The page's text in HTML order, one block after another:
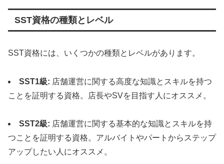
SST資格の種類とレベル
SST資格には、いくつかの種類とレベルがあります。
SST1級: 店舗運営に関する高度な知識とスキルを持つ
ことを証明する資格。店長やSVを目指す人にオススメ。
SST2級: 店舗運営に関する基本的な知識とスキルを持
つことを証明する資格。アルバイトやパートからステップ
アップしたい人にオススメ。